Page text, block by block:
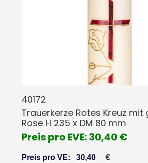
40172
Trauerkerze Rotes Kreuz mit
Rose H 235 x DM 80 mm
Preis pro EVE: 30,40 €
Preis pro VE: 30,40 €